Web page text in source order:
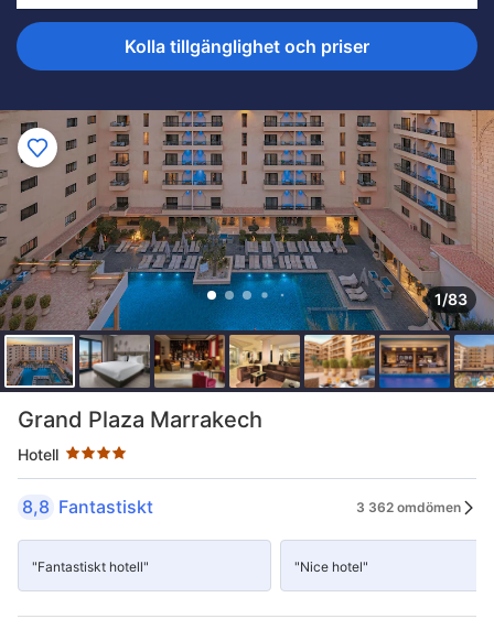
Kolla tillgänglighet och priser
1/83
Grand Plaza Marrakech
Hotell
Stjärnklassificering: 4 stjärnor
8,8 Fantastiskt 3 362 omdömen
"Fantastiskt hotell" "Nice hotel"